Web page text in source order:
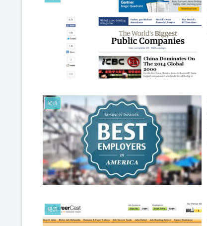
経済
経済